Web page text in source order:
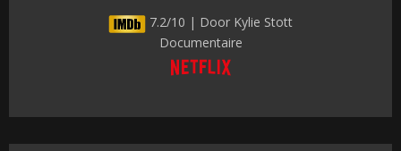
7.2/10 | Door Kylie Stott
Documentaire